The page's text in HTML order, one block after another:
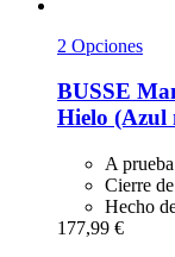
2 Opciones
BUSSE
Hielo (Azul
A
Cierre
Hecho
177,99 €